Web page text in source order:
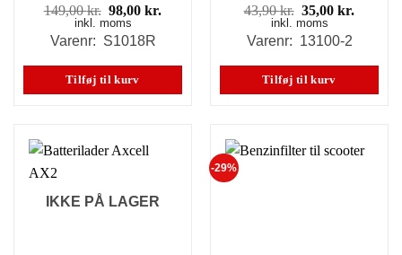
149,00kr. Den
oprindelige
pris
149,00 kr..
98,00kr.
98,00 kr..
inkl. moms
Varenr: S1018R
Tilføj til kurv
43,90kr. Den
oprindelige
pris
43,90 kr..
35,00kr.
35,00
inkl. moms
Varenr: 13100-2
Tilføj til kurv
IKKE PÅ LAGER
-29%